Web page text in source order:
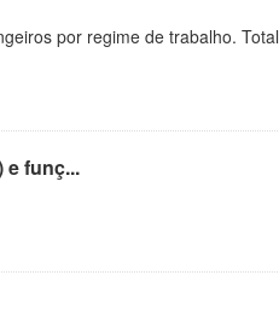
por regime de trabalho. Total
e funç...